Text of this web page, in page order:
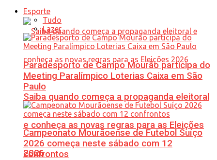
Saiba quando começa a propaganda eleitoral
e conheça as novas regras para as Eleições
2026
Esporte
Tudo
Lazer
Paradesporto de Campo Mourão participa do
Meeting Paralímpico Loterias Caixa em São
Paulo
Campeonato Mourãoense de Futebol Suíço
2026 começa neste sábado com 12
confrontos